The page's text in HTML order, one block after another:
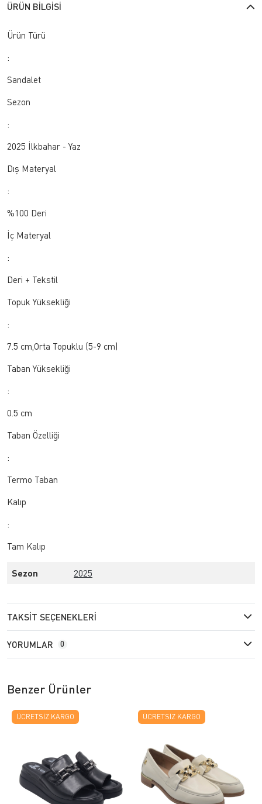
ÜRÜN BILGISI
Ürün Türü
:
Sandalet
Sezon
:
2025 İlkbahar - Yaz
Dış Materyal
:
%100 Deri
İç Materyal
:
Deri + Tekstil
Topuk Yüksekliği
:
7.5 cm,Orta Topuklu (5-9 cm)
Taban Yüksekliği
:
0.5 cm
Taban Özelliği
:
Termo Taban
Kalıp
:
Tam Kalıp
Sezon 2025
TAKSIT SEÇENEKLERI
YORUMLAR 0
Benzer Ürünler
ÜCRETSIZ KARGO ÜCRETSIZ KARGO